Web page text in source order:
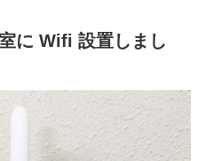
に Wifi 設置しまし